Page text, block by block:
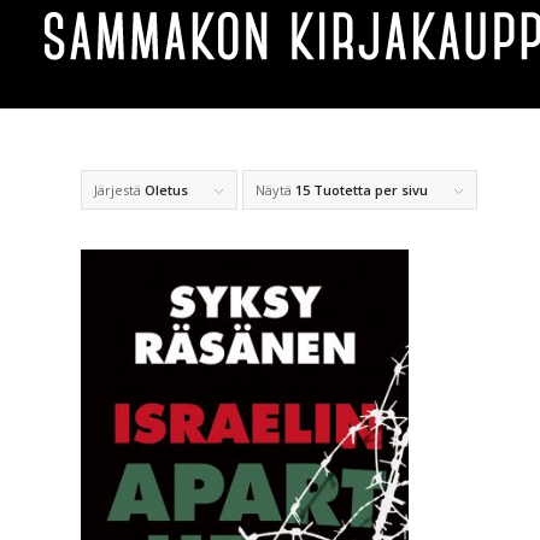
Järjestä Oletus Näytä 15 Tuotetta per sivu